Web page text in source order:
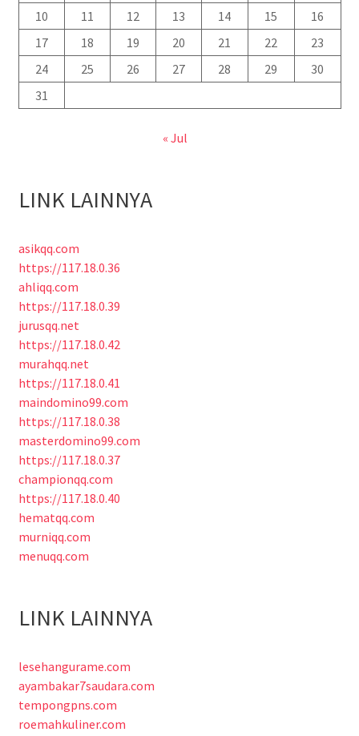
10
11 12 13 14 15
16
17
18 19 20 21 22
23
24
25 26 27 28 29
30
31
« Jul
LINK LAINNYA
asikqq.com
https://117.18.0.36
ahliqq.com
https://117.18.0.39
jurusqq.net
https://117.18.0.42
murahqq.net
https://117.18.0.41
maindomino99.com
https://117.18.0.38
masterdomino99.com
https://117.18.0.37
championqq.com
https://117.18.0.40
hematqq.com
murniqq.com
menuqq.com
LINK LAINNYA
lesehangurame.com
ayambakar7saudara.com
tempongpns.com
roemahkuliner.com